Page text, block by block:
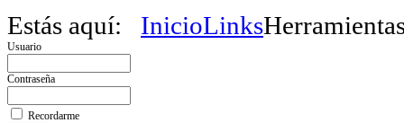
Estás aquí: InicioLinks
Usuario
Contraseña
Recordarme